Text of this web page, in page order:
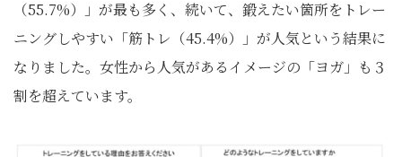
（55.7%）」が最も多く、続いて、鍛えたい箇所をトレー
ニングしやすい「筋トレ（45.4%）」が人気という結果に
なりました。女性から人気があるイメージの「ヨガ」も３
割を超えています。